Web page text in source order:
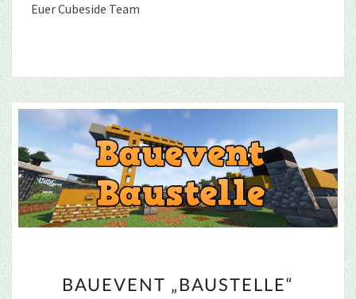
Euer Cubeside Team
„BAUSTELLE“
BAUEVENT „BAUSTELLE“